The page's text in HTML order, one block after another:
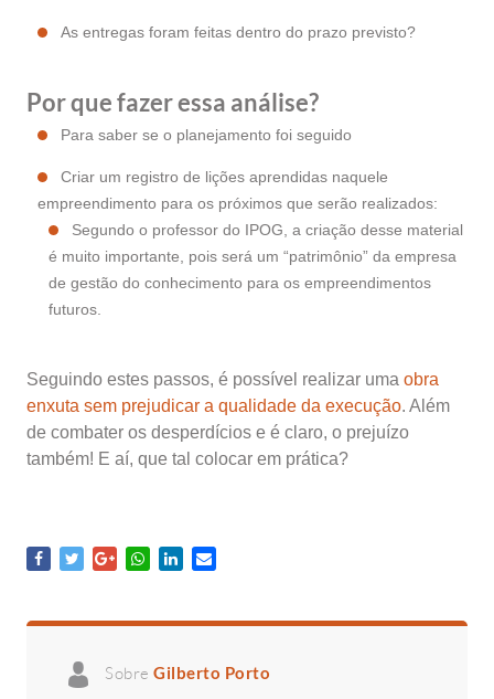
As entregas foram feitas dentro do prazo previsto?
Por que fazer essa análise?
Para saber se o planejamento foi seguido
Criar um registro de lições aprendidas naquele
empreendimento para os próximos que serão realizados:
Segundo o professor do IPOG, a criação desse material
é muito importante, pois será um “patrimônio” da empresa
de gestão do conhecimento para os empreendimentos
futuros.
Seguindo estes passos, é possível realizar uma obra
enxuta sem prejudicar a qualidade da execução. Além
de combater os desperdícios e é claro, o prejuízo
também! E aí, que tal colocar em prática?
Sobre Gilberto Porto